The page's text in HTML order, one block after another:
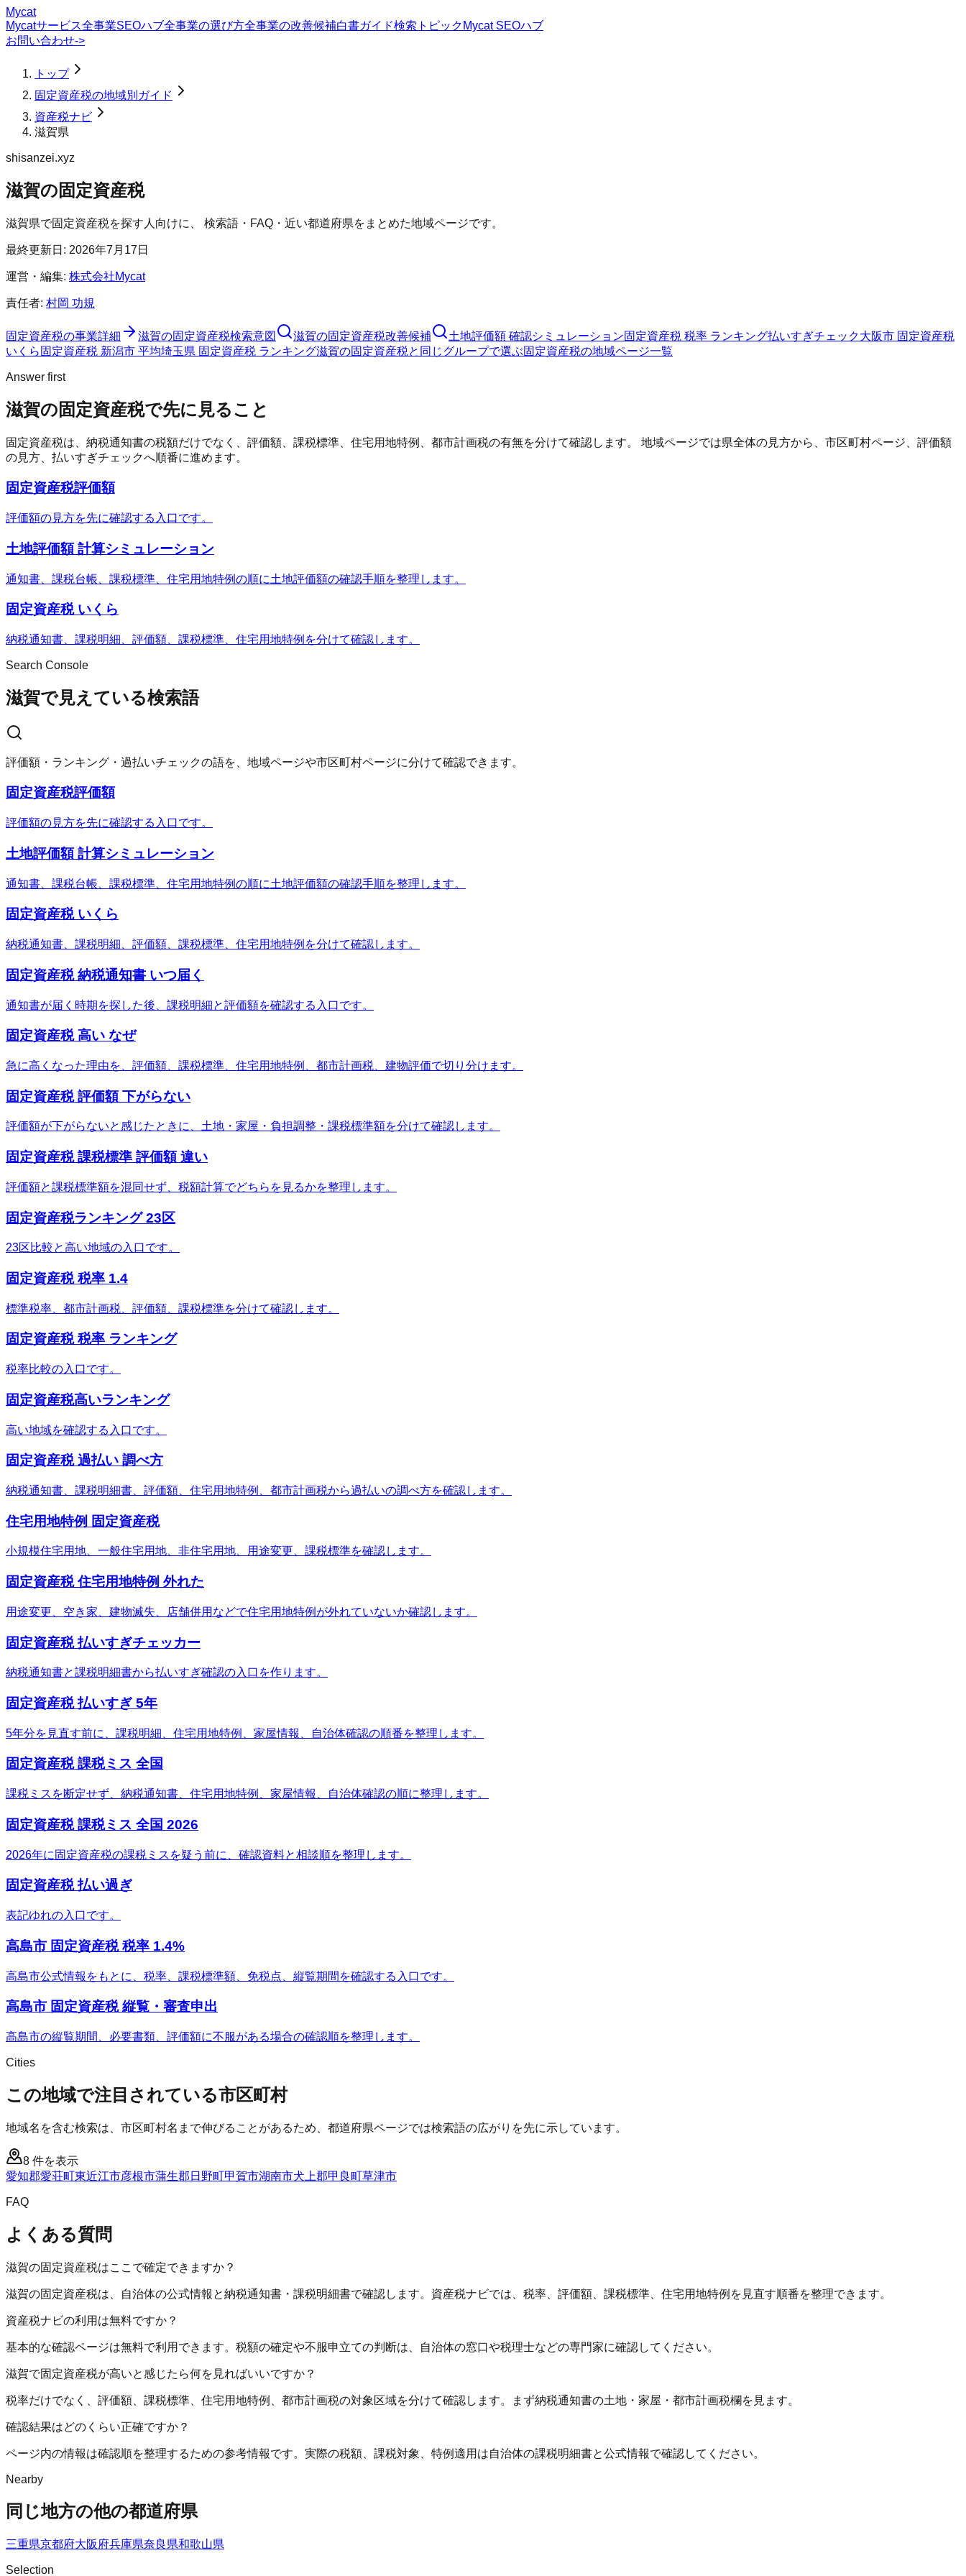
Mycat
Mycatサービス全事業SEOハブ全事業の選び方全事業の改善候補白書ガイド検索トピック Mycat SEOハブ
お問い合わせ->
トップ
固定資産税の地域別ガイド
資産税ナビ
滋賀県
shisanzei.xyz
滋賀の固定資産税
滋賀県で固定資産税を探す人向けに、 検索語・FAQ・近い都道府県をまとめた地域ページです。
最終更新日: 2026年7月17日
運営・編集: 株式会社Mycat
責任者: 村岡 功規
固定資産税の事業詳細 滋賀の固定資産税検索意図 滋賀の固定資産税改善候補 土地評価額 確認シミュレーション固定資産税 税率 ランキング払いすぎチェック大阪市 固定資産税
いくら 固定資産税 新潟市 平均埼玉県 固定資産税 ランキング滋賀の固定資産税と同じグループで選ぶ固定資産税の地域ページ一覧
Answer first
滋賀の固定資産税で先に見ること
固定資産税は、納税通知書の税額だけでなく、評価額、課税標準、住宅用地特例、都市計画税の有無を分けて確認します。 地域ページでは県全体の見方から、市区町村ページ、評価額
の見方、払いすぎチェックへ順番に進めます。
固定資産税評価額
評価額の見方を先に確認する入口です。
土地評価額 計算シミュレーション
通知書、課税台帳、課税標準、住宅用地特例の順に土地評価額の確認手順を整理します。
固定資産税 いくら
納税通知書、課税明細、評価額、課税標準、住宅用地特例を分けて確認します。
Search Console
滋賀で見えている検索語
評価額・ランキング・過払いチェックの語を、地域ページや市区町村ページに分けて確認できます。
固定資産税評価額
評価額の見方を先に確認する入口です。
土地評価額 計算シミュレーション
通知書、課税台帳、課税標準、住宅用地特例の順に土地評価額の確認手順を整理します。
固定資産税 いくら
納税通知書、課税明細、評価額、課税標準、住宅用地特例を分けて確認します。
固定資産税 納税通知書 いつ届く
通知書が届く時期を探した後、課税明細と評価額を確認する入口です。
固定資産税 高い なぜ
急に高くなった理由を、評価額、課税標準、住宅用地特例、都市計画税、建物評価で切り分けます。
固定資産税 評価額 下がらない
評価額が下がらないと感じたときに、土地・家屋・負担調整・課税標準額を分けて確認します。
固定資産税 課税標準 評価額 違い
評価額と課税標準額を混同せず、税額計算でどちらを見るかを整理します。
固定資産税ランキング 23区
23区比較と高い地域の入口です。
固定資産税 税率 1.4
標準税率、都市計画税、評価額、課税標準を分けて確認します。
固定資産税 税率 ランキング
税率比較の入口です。
固定資産税高いランキング
高い地域を確認する入口です。
固定資産税 過払い 調べ方
納税通知書、課税明細書、評価額、住宅用地特例、都市計画税から過払いの調べ方を確認します。
住宅用地特例 固定資産税
小規模住宅用地、一般住宅用地、非住宅用地、用途変更、課税標準を確認します。
固定資産税 住宅用地特例 外れた
用途変更、空き家、建物滅失、店舗併用などで住宅用地特例が外れていないか確認します。
固定資産税 払いすぎチェッカー
納税通知書と課税明細書から払いすぎ確認の入口を作ります。
固定資産税 払いすぎ 5年
5年分を見直す前に、課税明細、住宅用地特例、家屋情報、自治体確認の順番を整理します。
固定資産税 課税ミス 全国
課税ミスを断定せず、納税通知書、住宅用地特例、家屋情報、自治体確認の順に整理します。
固定資産税 課税ミス 全国 2026
2026年に固定資産税の課税ミスを疑う前に、確認資料と相談順を整理します。
固定資産税 払い過ぎ
表記ゆれの入口です。
高島市 固定資産税 税率 1.4%
高島市公式情報をもとに、税率、課税標準額、免税点、縦覧期間を確認する入口です。
高島市 固定資産税 縦覧・審査申出
高島市の縦覧期間、必要書類、評価額に不服がある場合の確認順を整理します。
Cities
この地域で注目されている市区町村
地域名を含む検索は、市区町村名まで伸びることがあるため、都道府県ページでは検索語の広がりを先に示しています。
8 件を表示
愛知郡愛荘町東近江市彦根市蒲生郡日野町甲賀市湖南市犬上郡甲良町草津市
FAQ
よくある質問
滋賀の固定資産税はここで確定できますか？
滋賀の固定資産税は、自治体の公式情報と納税通知書・課税明細書で確認します。資産税ナビでは、税率、評価額、課税標準、住宅用地特例を見直す順番を整理できます。
資産税ナビの利用は無料ですか？
基本的な確認ページは無料で利用できます。税額の確定や不服申立ての判断は、自治体の窓口や税理士などの専門家に確認してください。
滋賀で固定資産税が高いと感じたら何を見ればいいですか？
税率だけでなく、評価額、課税標準、住宅用地特例、都市計画税の対象区域を分けて確認します。まず納税通知書の土地・家屋・都市計画税欄を見ます。
確認結果はどのくらい正確ですか？
ページ内の情報は確認順を整理するための参考情報です。実際の税額、課税対象、特例適用は自治体の課税明細書と公式情報で確認してください。
Nearby
同じ地方の他の都道府県
三重県京都府大阪府兵庫県奈良県和歌山県
Selection